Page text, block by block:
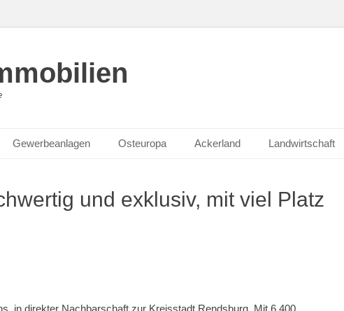
Gewerbeanlagen Osteuropa Ackerland Landwirtschaft
und exklusiv, mit viel Platz
in direkter Nachbarschaft zur Kreisstadt Rendsburg. Mit 6.400